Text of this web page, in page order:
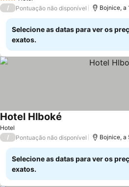
3 Estrelas
/
Pontuação não disponível Bojnice, a
Selecione as datas para ver os
exatos.
Hotel
Hotel Hlboké
/ Pontuação não disponível Bojnice, a
Selecione as datas para ver os
exatos.